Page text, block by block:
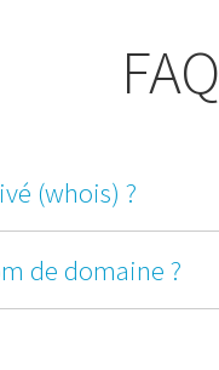
FAQ
(whois) ?
de domaine ?